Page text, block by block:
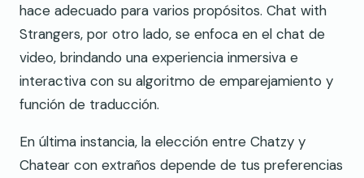
hace adecuado para varios propósitos. Chat with
Strangers, por otro lado, se enfoca en el chat de
video, brindando una experiencia inmersiva e
interactiva con su algoritmo de emparejamiento y
función de traducción.
En última instancia, la elección entre Chatzy y
Chatear con extraños depende de tus preferencias